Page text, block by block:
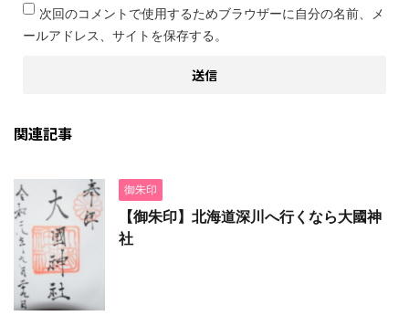
次回のコメントで使用するためブラウザーに自分の名前、メ
ールアドレス、サイトを保存する。
関連記事
御朱印
【御朱印】北海道深川へ行くなら大國神
社